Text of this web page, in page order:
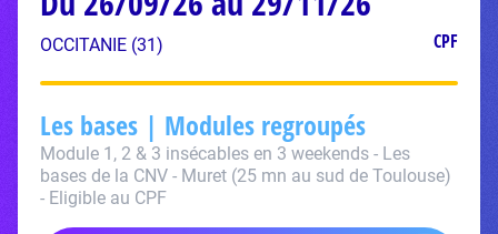
OCCITANIE (31) CPF
Les bases | Modules regroupés
Module 1, 2 & 3 insécables en 3 weekends - Les
bases de la CNV - Muret (25 mn au sud de Toulouse)
- Eligible au CPF